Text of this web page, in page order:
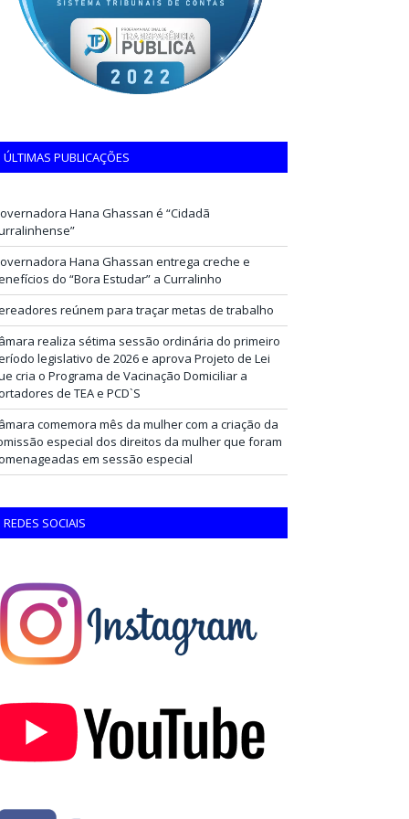
ÚLTIMAS PUBLICAÇÕES
Hana Ghassan é “Cidadã
Hana Ghassan entrega creche e
do “Bora Estudar” a Curralinho
reúnem para traçar metas de trabalho
realiza sétima sessão ordinária do primeiro
legislativo de 2026 e aprova Projeto de Lei
cria o Programa de Vacinação Domiciliar a
de TEA e PCD`S
comemora mês da mulher com a criação da
especial dos direitos da mulher que foram
em sessão especial
REDES SOCIAIS